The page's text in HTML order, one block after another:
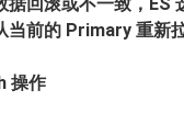
当前的 Primary 重新拉
操作